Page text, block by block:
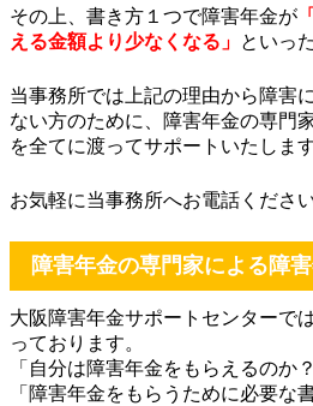
その上、書き方１つで障害年金が
える金額より少なくなる」 といっ
当事務所では上記の理由から障害
ない方のために、障害年金の専門
を全てに渡ってサポートいたします
お気軽に当事務所へお電話ください
障害年金の専門家による障
大阪障害年金サポートセンターで
っております。
「自分は障害年金をもらえるのか？
「障害年金をもらうために必要な